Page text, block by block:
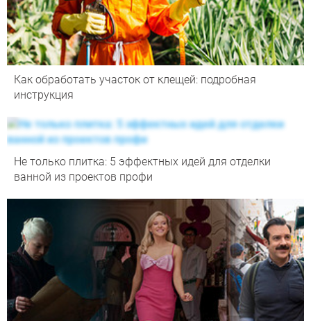
Как обработать участок от клещей: подробная
инструкция
Не только плитка: 5 эффектных идей для отделки
ванной из проектов профи